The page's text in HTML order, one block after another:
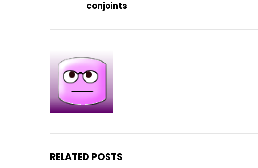
conjoints
RELATED POSTS